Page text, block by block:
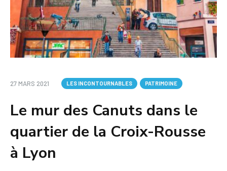
27 MARS 2021 LES INCONTOURNABLES PATRIMOINE
Le mur des Canuts dans le
quartier de la Croix-Rousse
à Lyon